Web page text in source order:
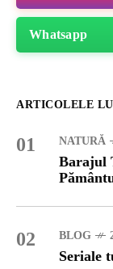
Whatsapp
ARTICOLELE
01 NATURĂ
Barajul
02 BLOG
Seriale